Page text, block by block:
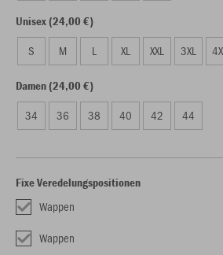
Unisex (24,00 €)
S M L XL XXL 3XL
Damen (24,00 €)
34 36 38 40 42 44
Fixe Veredelungspositionen
Wappen
Wappen